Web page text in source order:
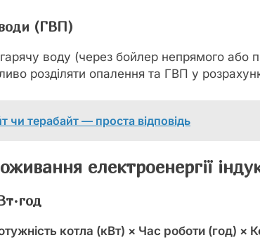
(ГВП)
воду (через бойлер непрямого або
розділяти опалення та ГВП у
чи терабайт — проста відповідь
електроенергії
котла (кВт) × Час роботи (год) ×